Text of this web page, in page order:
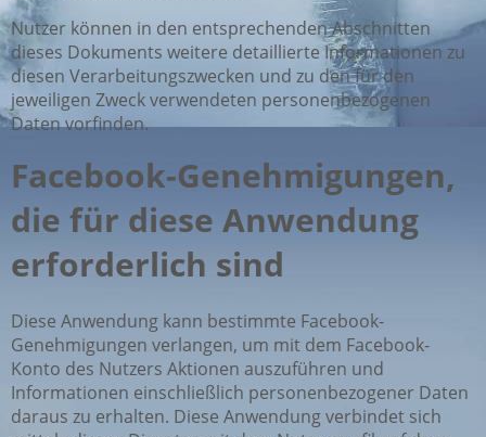
Nutzer können in den entsprechenden Abschnitten
dieses Dokuments weitere detaillierte Informationen zu
diesen Verarbeitungszwecken und zu den für den
jeweiligen Zweck verwendeten personenbezogenen
Daten vorfinden.
Facebook-Genehmigungen,
die für diese Anwendung
erforderlich sind
Diese Anwendung kann bestimmte Facebook-
Genehmigungen verlangen, um mit dem Facebook-
Konto des Nutzers Aktionen auszuführen und
Informationen einschließlich personenbezogener Daten
daraus zu erhalten. Diese Anwendung verbindet sich